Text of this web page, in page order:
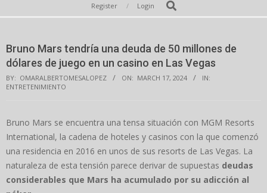
Navigation
Register Login Search
Bruno Mars tendría una deuda de 50 millones de
dólares de juego en un casino en Las Vegas
BY: OMARALBERTOMESALOPEZ ON: MARCH 17, 2024
IN:
ENTRETENIMIENTO
Bruno Mars se encuentra una tensa situación con MGM Resorts
International, la cadena de hoteles y casinos con la que comenzó
una residencia en 2016 en unos de sus resorts de Las Vegas. La
naturaleza de esta tensión parece derivar de supuestas deudas
considerables que Mars ha acumulado por su adicción al